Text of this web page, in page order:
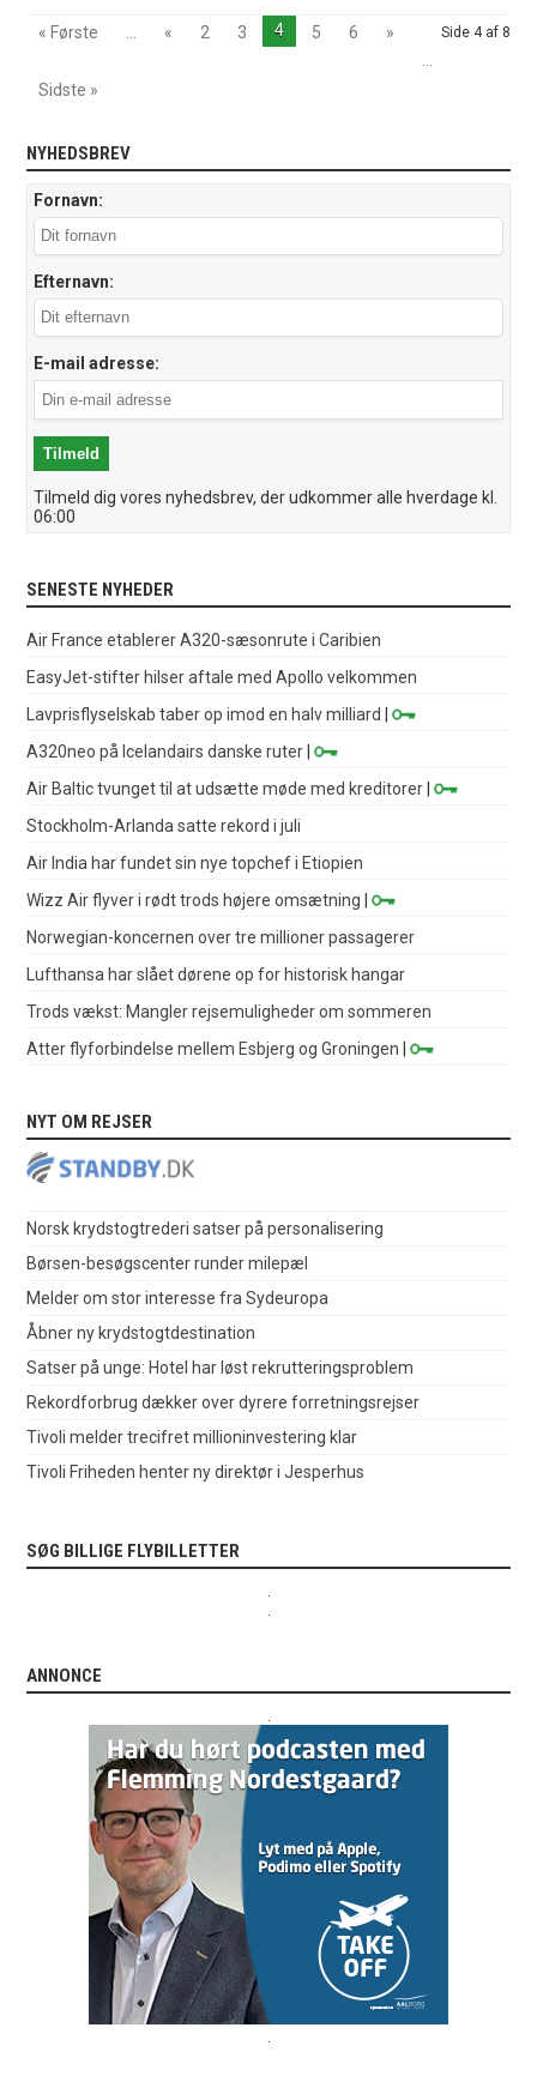
Side 4 af 8
« Første « 2 3 4 5 6
»
Sidste »
NYHEDSBREV
Fornavn:
Efternavn:
E-mail adresse:
Tilmeld dig vores nyhedsbrev, der udkommer alle hverdage kl.
06:00
SENESTE NYHEDER
Air France etablerer A320-sæsonrute i Caribien
EasyJet-stifter hilser aftale med Apollo velkommen
Lavprisflyselskab taber op imod en halv milliard
|
A320neo på Icelandairs danske ruter |
Air Baltic tvunget til at udsætte møde med kreditorer |
Stockholm-Arlanda satte rekord i juli
Air India har fundet sin nye topchef i Etiopien
Wizz Air flyver i rødt trods højere omsætning |
Norwegian-koncernen over tre millioner passagerer
Lufthansa har slået dørene op for historisk hangar
Trods vækst: Mangler rejsemuligheder om sommeren
Atter flyforbindelse mellem Esbjerg og Groningen |
NYT OM REJSER
Norsk krydstogtrederi satser på personalisering
Børsen-besøgscenter runder milepæl
Melder om stor interesse fra Sydeuropa
Åbner ny krydstogtdestination
Satser på unge: Hotel har løst rekrutteringsproblem
Rekordforbrug dækker over dyrere forretningsrejser
Tivoli melder trecifret millioninvestering klar
Tivoli Friheden henter ny direktør i Jesperhus
SØG BILLIGE FLYBILLETTER
ANNONCE